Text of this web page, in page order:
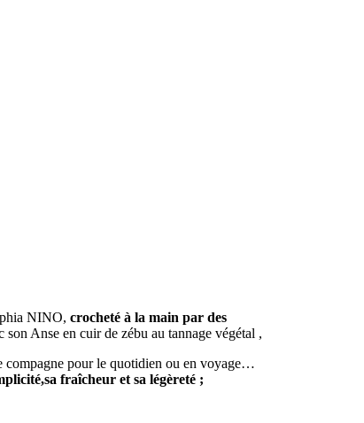
NINO, crocheté à la main par des
son Anse en cuir de zébu au tannage végétal ,
compagne pour le quotidien ou en voyage…
fraîcheur et sa légèreté ;